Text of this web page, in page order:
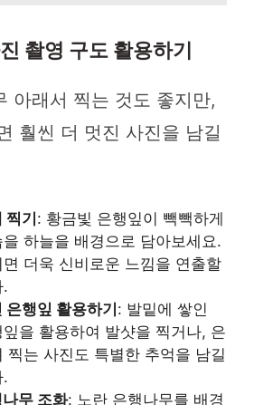
촬영 구도 활용하기
아래서 찍는 것도 좋지만,
훨씬 더 멋진 사진을 남길
기 : 황금빛 은행잎이 빽빽하게
하늘을 배경으로 담아보세요.
더욱 신비로운 느낌을 연출할
.
행잎 활용하기 : 발밑에 쌓인
을 활용하여 발샷을 찍거나, 은
찍는 사진도 특별한 추억을 남길
.
무 조화: 노란 은행나무를 배경